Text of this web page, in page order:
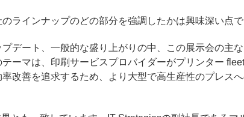
ラインナップのどの部分を強調したかは興味深い点で
デート、一般的な盛り上がりの中、この展示会の主
ーマは、印刷サービスプロバイダーがプリンター
改善を追求するため、より大型で高生産性のプレス